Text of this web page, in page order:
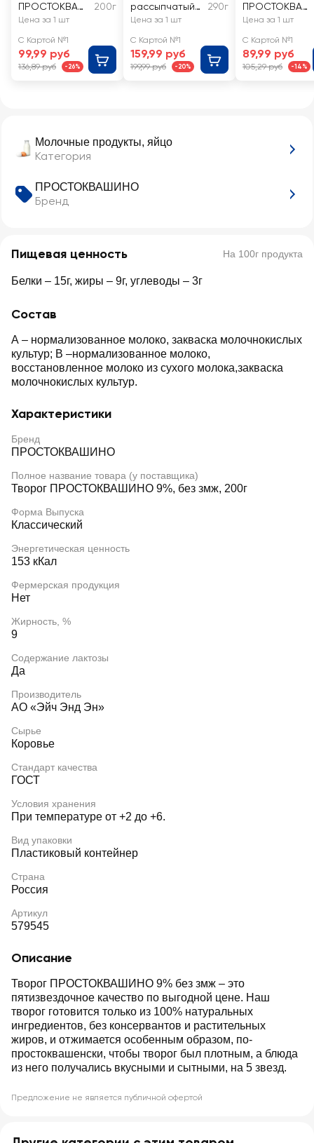
Молочные продукты, яйцо
Категория
ПРОСТОКВАШИНО
Бренд
Пищевая ценность На 100г продукта
Белки – 15г, жиры – 9г, углеводы – 3г
Состав
А – нормализованное молоко, закваска молочнокислых
культур; В –нормализованное молоко,
восстановленное молоко из сухого молока,закваска
молочнокислых культур.
Характеристики
Бренд
ПРОСТОКВАШИНО
Полное название товара (у поставщика)
Творог ПРОСТОКВАШИНО 9%, без змж, 200г
Форма Выпуска
Классический
Энергетическая ценность
153 кКал
Фермерская продукция
Нет
Жирность, %
9
Содержание лактозы
Да
Производитель
АО «Эйч Энд Эн»
Сырье
Коровье
Стандарт качества
ГОСТ
Условия хранения
При температуре от +2 до +6.
Вид упаковки
Пластиковый контейнер
Страна
Россия
Артикул
579545
Описание
Творог ПРОСТОКВАШИНО 9% без змж – это
пятизвездочное качество по выгодной цене. Наш
творог готовится только из 100% натуральных
ингредиентов, без консервантов и растительных
жиров, и отжимается особенным образом, по-
простоквашенски, чтобы творог был плотным, а блюда
из него получались вкусными и сытными, на 5 звезд.
Предложение не является публичной офертой
ПРОСТОКВАШ
ИНО 5%, без
200г
Цена за 1 шт
С Картой №1
99,99 руб
136,89 руб -26%
рассыпчатый
ПРОСТОКВАШ
змж
290г
Цена за 1 шт
С Картой №1
159,99 руб
199,99 руб -20%
ПРОСТОКВАШ
ИНО 2%, без
Цена за 1 шт
С Картой №1
89,99 руб
105,29 руб -14%